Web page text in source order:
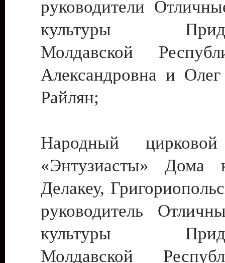
руководители
культуры
Молдавской
Александровна и
Райлян;
Народный цирковой
«Энтузиасты» Дома
Делакеу,
руководитель
культуры
Молдавской